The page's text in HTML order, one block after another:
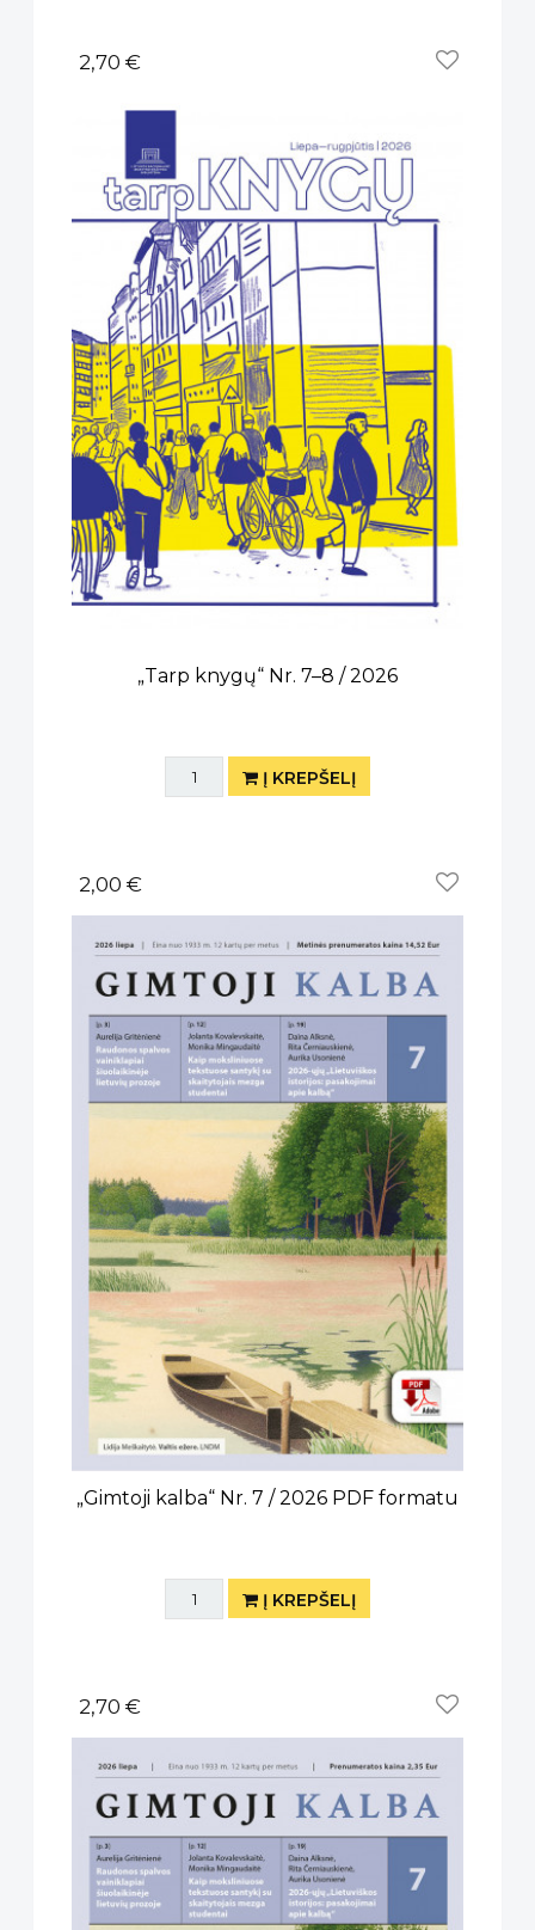
2,70 €
„Tarp knygų“ Nr. 7–8 / 2026
Į KREPŠELĮ
2,00 €
„Gimtoji kalba“ Nr. 7 / 2026 PDF formatu
Į KREPŠELĮ
2,70 €